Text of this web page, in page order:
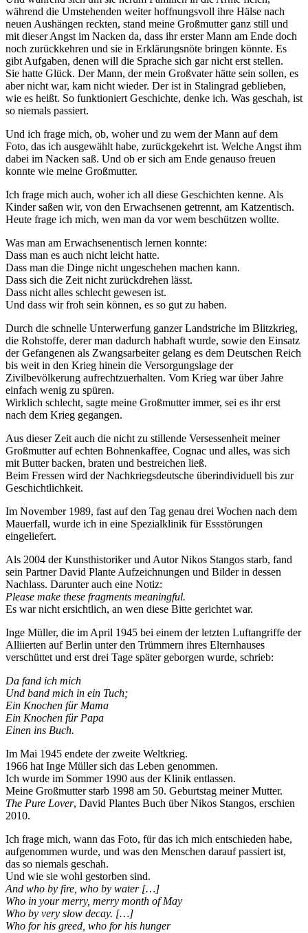
während die Umstehenden weiter hoffnungsvoll ihre Hälse nach
neuen Aushängen reckten, stand meine Großmutter ganz still und
mit dieser Angst im Nacken da, dass ihr erster Mann am Ende doch
noch zurückkehren und sie in Erklärungsnöte bringen könnte. Es
gibt Aufgaben, denen will die Sprache sich gar nicht erst stellen.
Sie hatte Glück. Der Mann, der mein Großvater hätte sein sollen, es
aber nicht war, kam nicht wieder. Der ist in Stalingrad geblieben,
wie es heißt. So funktioniert Geschichte, denke ich. Was geschah, ist
so niemals passiert.
Und ich frage mich, ob, woher und zu wem der Mann auf dem
Foto, das ich ausgewählt habe, zurückgekehrt ist. Welche Angst ihm
dabei im Nacken saß. Und ob er sich am Ende genauso freuen
konnte wie meine Großmutter.
Ich frage mich auch, woher ich all diese Geschichten kenne. Als
Kinder saßen wir, von den Erwachsenen getrennt, am Katzentisch.
Heute frage ich mich, wen man da vor wem beschützen wollte.
Was man am Erwachsenentisch lernen konnte:
Dass man es auch nicht leicht hatte.
Dass man die Dinge nicht ungeschehen machen kann.
Dass sich die Zeit nicht zurückdrehen lässt.
Dass nicht alles schlecht gewesen ist.
Und dass wir froh sein können, es so gut zu haben.
Durch die schnelle Unterwerfung ganzer Landstriche im Blitzkrieg,
die Rohstoffe, derer man dadurch habhaft wurde, sowie den Einsatz
der Gefangenen als Zwangsarbeiter gelang es dem Deutschen Reich
bis weit in den Krieg hinein die Versorgungslage der
Zivilbevölkerung aufrechtzuerhalten. Vom Krieg war über Jahre
einfach wenig zu spüren.
Wirklich schlecht, sagte meine Großmutter immer, sei es ihr erst
nach dem Krieg gegangen.
Aus dieser Zeit auch die nicht zu stillende Versessenheit meiner
Großmutter auf echten Bohnenkaffee, Cognac und alles, was sich
mit Butter backen, braten und bestreichen ließ.
Beim Fressen wird der Nachkriegsdeutsche überindividuell bis zur
Geschichtlichkeit.
Im November 1989, fast auf den Tag genau drei Wochen nach dem
Mauerfall, wurde ich in eine Spezialklinik für Essstörungen
eingeliefert.
Als 2004 der Kunsthistoriker und Autor Nikos Stangos starb, fand
sein Partner David Plante Aufzeichnungen und Bilder in dessen
Nachlass. Darunter auch eine Notiz:
Please make these fragments meaningful.
Es war nicht ersichtlich, an wen diese Bitte gerichtet war.
Inge Müller, die im April 1945 bei einem der letzten Luftangriffe der
Alliierten auf Berlin unter den Trümmern ihres Elternhauses
verschüttet und erst drei Tage später geborgen wurde, schrieb:
Da fand ich mich
Und band mich in ein Tuch;
Ein Knochen für Mama
Ein Knochen für Papa
Einen ins Buch.
Im Mai 1945 endete der zweite Weltkrieg.
1966 hat Inge Müller sich das Leben genommen.
Ich wurde im Sommer 1990 aus der Klinik entlassen.
Meine Großmutter starb 1998 am 50. Geburtstag meiner Mutter.
The Pure Lover, David Plantes Buch über Nikos Stangos, erschien
2010.
Ich frage mich, wann das Foto, für das ich mich entschieden habe,
aufgenommen wurde, und was den Menschen darauf passiert ist,
das so niemals geschah.
Und wie sie wohl gestorben sind.
And who by fire, who by water […]
Who in your merry, merry month of May
Who by very slow decay. […]
Who for his greed, who for his hunger